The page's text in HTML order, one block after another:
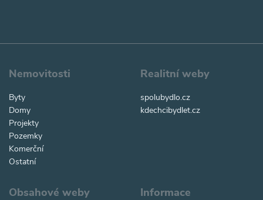
Nemovitosti
Byty
Domy
Projekty
Pozemky
Komerční
Ostatní
Realitní weby
spolubydlo.cz
kdechcibydlet.cz
Obsahové weby Informace